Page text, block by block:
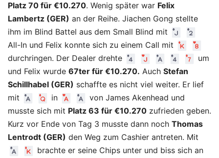
Platz 70 für €10.270. Wenig später war Felix
Lambertz (GER) an der Reihe. Jiachen Gong stellte
ihm im Blind Battel aus dem Small Blind mit
All-In und Felix konnte sich zu einem Call mit
durchringen. Der Dealer drehte
um
und Felix wurde 67ter für €10.270. Auch Stefan
Schillhabel (GER) schaffte es nicht viel weiter. Er lief
mit
in
von James Akenhead und
musste sich mit Platz 63 für €10.270 zufrieden geben.
Kurz vor Ende von Tag 3 musste dann noch Thomas
Lentrodt (GER) den Weg zum Cashier antreten. Mit
brachte er seine Chips unter und biss sich an